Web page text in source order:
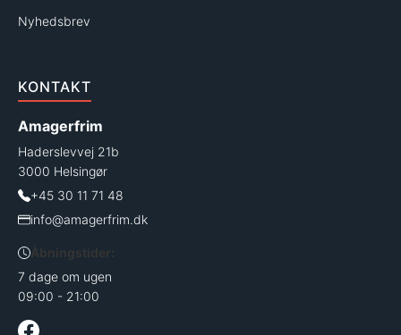
Nyhedsbrev
KONTAKT
Amagerfrim
Haderslevvej 21b
3000 Helsingør
+45 30 11 71 48
info@amagerfrim.dk
Åbningstider:
7 dage om ugen
09:00 - 21:00